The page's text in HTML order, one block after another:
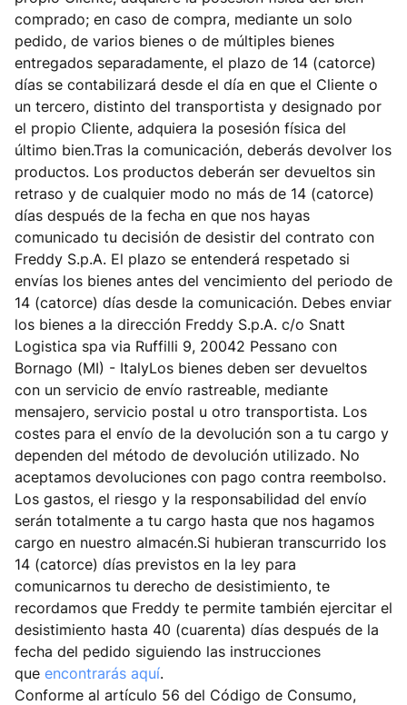
comprado; en caso de compra, mediante un solo
pedido, de varios bienes o de múltiples bienes
entregados separadamente, el plazo de 14 (catorce)
días se contabilizará desde el día en que el Cliente o
un tercero, distinto del transportista y designado por
el propio Cliente, adquiera la posesión física del
último bien.Tras la comunicación, deberás devolver los
productos. Los productos deberán ser devueltos sin
retraso y de cualquier modo no más de 14 (catorce)
días después de la fecha en que nos hayas
comunicado tu decisión de desistir del contrato con
Freddy S.p.A. El plazo se entenderá respetado si
envías los bienes antes del vencimiento del periodo de
14 (catorce) días desde la comunicación. Debes enviar
los bienes a la dirección Freddy S.p.A. c/o Snatt
Logistica spa via Ruffilli 9, 20042 Pessano con
Bornago (MI) - ItalyLos bienes deben ser devueltos
con un servicio de envío rastreable, mediante
mensajero, servicio postal u otro transportista. Los
costes para el envío de la devolución son a tu cargo y
dependen del método de devolución utilizado. No
aceptamos devoluciones con pago contra reembolso.
Los gastos, el riesgo y la responsabilidad del envío
serán totalmente a tu cargo hasta que nos hagamos
cargo en nuestro almacén.Si hubieran transcurrido los
14 (catorce) días previstos en la ley para
comunicarnos tu derecho de desistimiento, te
recordamos que Freddy te permite también ejercitar el
desistimiento hasta 40 (cuarenta) días después de la
fecha del pedido siguiendo las instrucciones
que encontrarás aquí.
Conforme al artículo 56 del Código de Consumo,